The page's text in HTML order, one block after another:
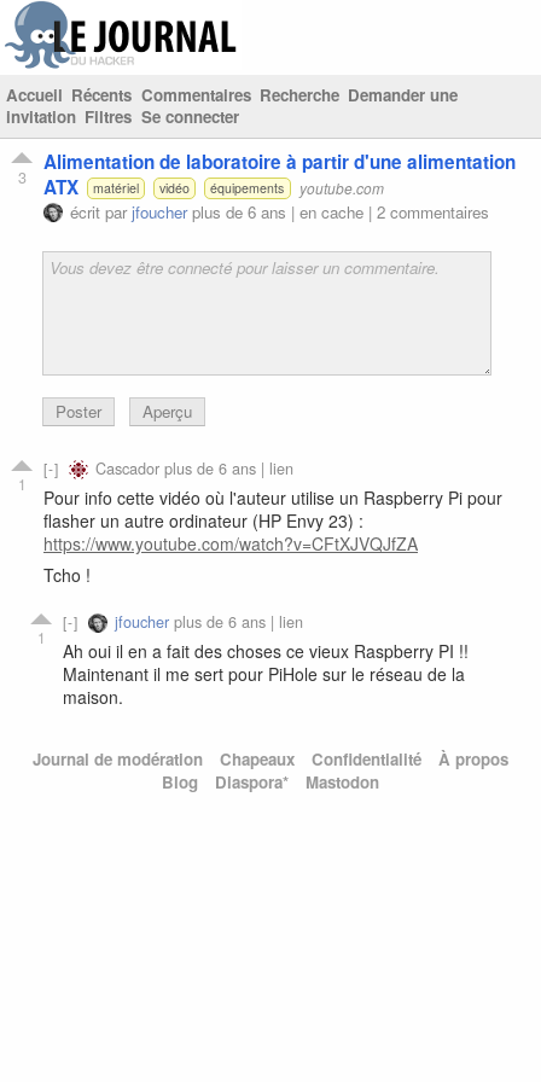
Accueil Récents Commentaires Recherche Demander une
invitation Filtres Se connecter
3
Alimentation de laboratoire à partir d'une alimentation
ATX
matériel vidéo équipements youtube.com
écrit parjfoucherplus de 6 ans | en cache | 2 commentaires
Poster Aperçu
1
Cascadorplus de 6 ans | lien
Pour info cette vidéo où l'auteur utilise un Raspberry Pi pour
flasher un autre ordinateur (HP Envy 23) :
https://www.youtube.com/watch?v=CFtXJVQJfZA
Tcho !
1
jfoucherplus de 6 ans | lien
Ah oui il en a fait des choses ce vieux Raspberry PI !!
Maintenant il me sert pour PiHole sur le réseau de la
maison.
Journal de modération Chapeaux Confidentialité
À propos
Blog
Diaspora* Mastodon